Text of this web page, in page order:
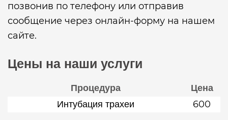
позвонив по телефону или отправив
сообщение через онлайн-форму на нашем
сайте.
Цены на наши услуги
Процедура
Цена
Интубация трахеи
600